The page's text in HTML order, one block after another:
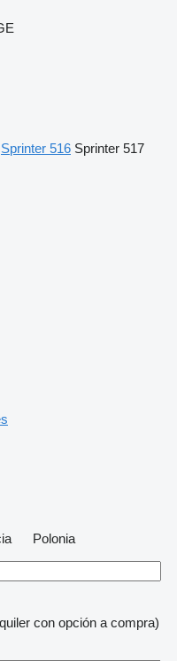
Sprinter 516 Sprinter 517
Polonia
con opción a compra)